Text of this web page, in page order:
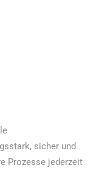
sicher und
Prozesse jederzeit